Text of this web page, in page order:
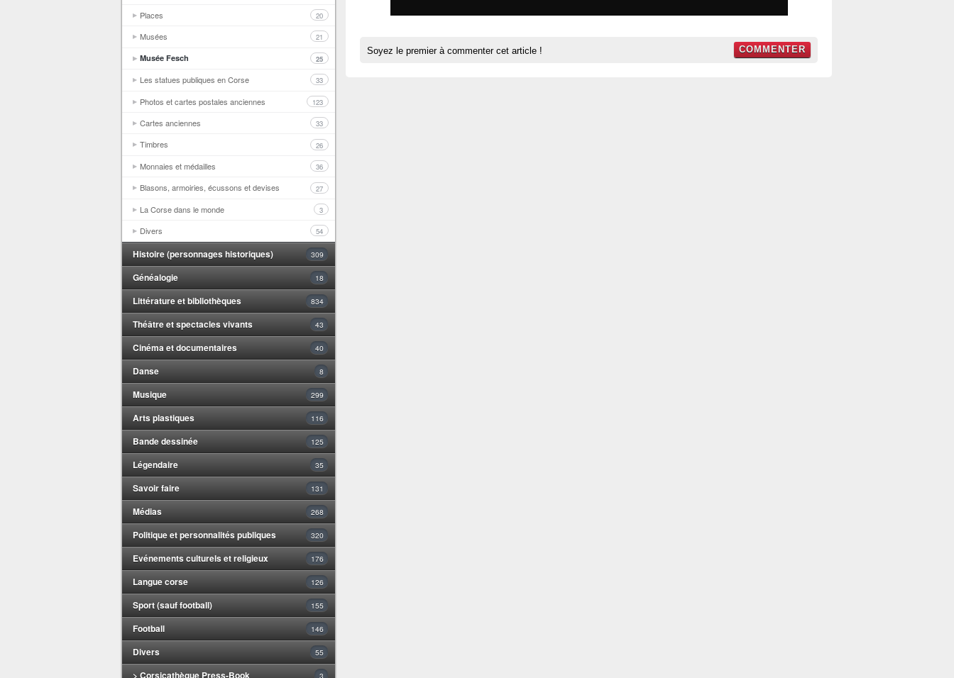
Places 20
Musées 21
Musée Fesch 25
Les statues publiques en Corse 33
Photos et cartes postales anciennes 123
Cartes anciennes 33
Timbres 26
Monnaies et médailles 36
Blasons, armoiries, écussons et devises 27
La Corse dans le monde 3
Divers 54
Histoire (personnages historiques) 309
Généalogie 18
Littérature et bibliothèques 834
Théâtre et spectacles vivants 43
Cinéma et documentaires 40
Danse 8
Musique 299
Arts plastiques 116
Bande dessinée 125
Légendaire 35
Savoir faire 131
Médias 268
Politique et personnalités publiques 320
Evénements culturels et religieux 176
Langue corse 126
Sport (sauf football) 155
Football 146
Divers 55
> Corsicathèque Press-Book 3
Soyez le premier à commenter cet article ! COMMENTER